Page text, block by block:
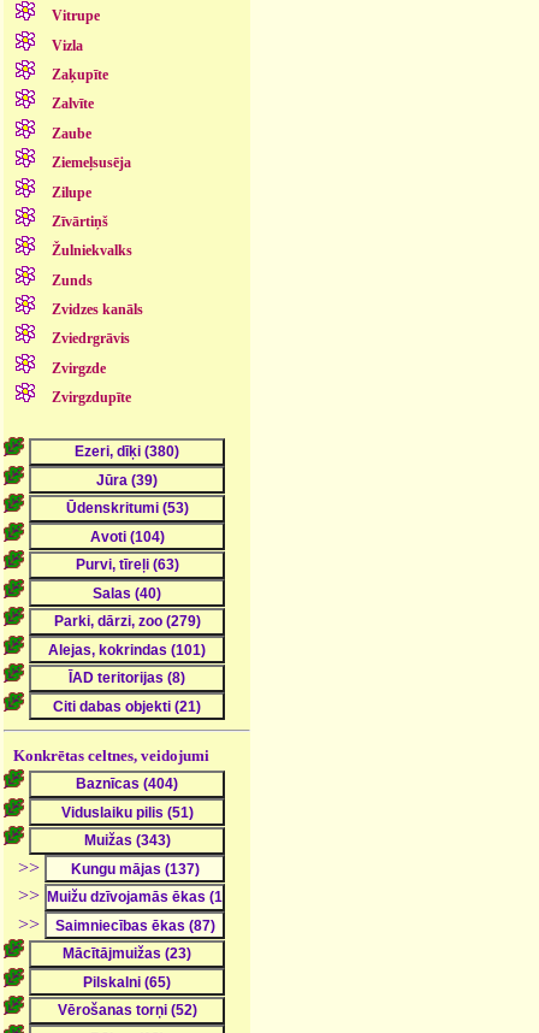
Vitrupe
Vizla
Zaķupīte
Zalvīte
Zaube
Ziemeļsusēja
Zilupe
Zīvārtiņš
Žulniekvalks
Zunds
Zvidzes kanāls
Zviedrgrāvis
Zvirgzde
Zvirgzdupīte
Konkrētas celtnes, veidojumi
>>
>>
>>